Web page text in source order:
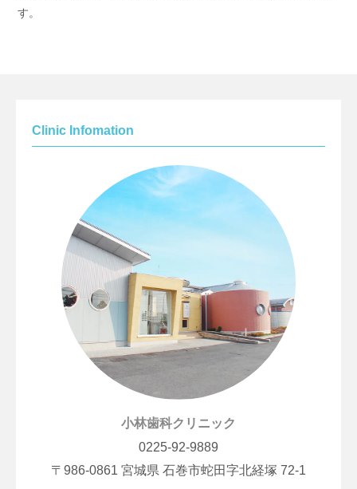
す。
Clinic Infomation
小林歯科クリニック
0225-92-9889
986-0861 宮城県 石巻市蛇田字北経塚 72-1